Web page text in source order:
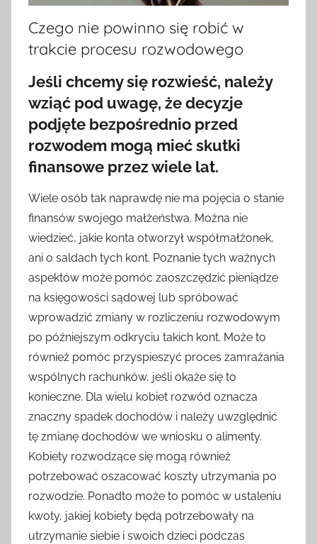
Czego nie powinno się robić w
trakcie procesu rozwodowego
Jeśli chcemy się rozwieść, należy
wziąć pod uwagę, że decyzje
podjęte bezpośrednio przed
rozwodem mogą mieć skutki
finansowe przez wiele lat.
Wiele osób tak naprawdę nie ma pojęcia o stanie
finansów swojego małżeństwa. Można nie
wiedzieć, jakie konta otworzył współmałżonek,
ani o saldach tych kont. Poznanie tych ważnych
aspektów może pomóc zaoszczędzić pieniądze
na księgowości sądowej lub spróbować
wprowadzić zmiany w rozliczeniu rozwodowym
po późniejszym odkryciu takich kont. Może to
również pomóc przyspieszyć proces zamrażania
wspólnych rachunków, jeśli okaże się to
konieczne. Dla wielu kobiet rozwód oznacza
znaczny spadek dochodów i należy uwzględnić
tę zmianę dochodów we wniosku o alimenty.
Kobiety rozwodzące się mogą również
potrzebować oszacować koszty utrzymania po
rozwodzie. Ponadto może to pomóc w ustaleniu
kwoty, jakiej kobiety będą potrzebowały na
utrzymanie siebie i swoich dzieci podczas